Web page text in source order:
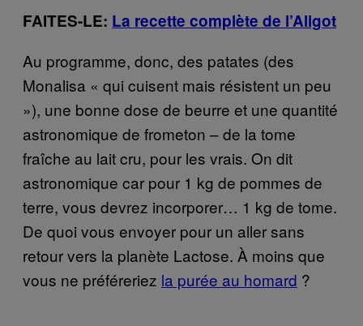
FAITES-LE: La recette complète de l’Aligot
Au programme, donc, des patates (des
Monalisa « qui cuisent mais résistent un peu
»), une bonne dose de beurre et une quantité
astronomique de frometon – de la tome
fraîche au lait cru, pour les vrais. On dit
astronomique car pour 1 kg de pommes de
terre, vous devrez incorporer… 1 kg de tome.
De quoi vous envoyer pour un aller sans
retour vers la planète Lactose. À moins que
vous ne préféreriez la purée au homard ?